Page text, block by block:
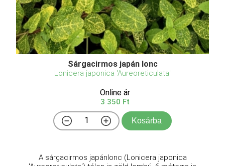
Sárgacirmos japán lonc
Lonicera japonica 'Aureoreticulata'
Online ár
3 350 Ft
Kosárba
A sárgacirmos japánlonc (Lonicera japonica